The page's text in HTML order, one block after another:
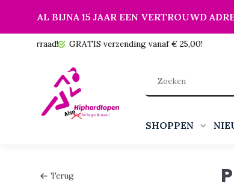
AL BIJNA 15 JAAR EEN VERTROUWD
GRATIS verzending vanaf € 25,00!
SHOPPEN
Terug